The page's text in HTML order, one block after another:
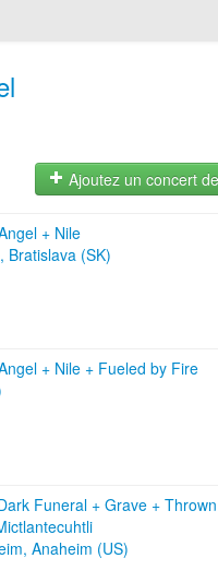
Ajoutez un concert
+ Nile
Bratislava (SK)
+ Nile + Fueled by Fire
Funeral + Grave +
Anaheim (US)